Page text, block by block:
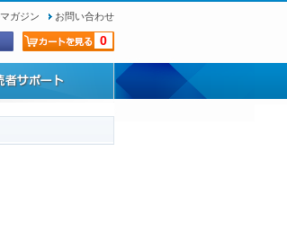
ガジン お問い合わせ
0